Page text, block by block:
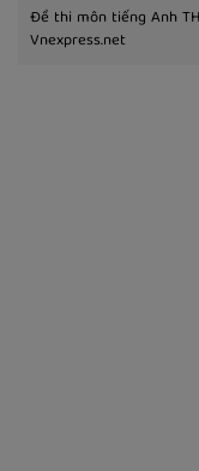
Đề thi môn tiếng Anh
Vnexpress.net